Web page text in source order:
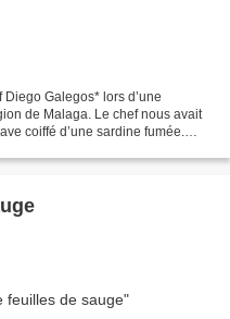
Diego Galegos* lors d’une
de Malaga. Le chef nous avait
coiffé d’une sardine fumée.